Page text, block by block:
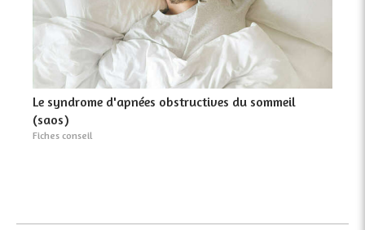
Le syndrome d'apnées obstructives du sommeil
(saos)
Fiches conseil